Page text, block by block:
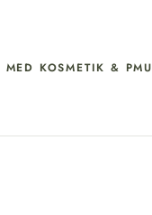
MED KOSMETIK & PMU